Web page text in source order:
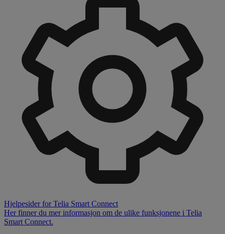
Hjelpesider for Telia Smart Connect
Her finner du mer informasjon om de ulike funksjonene i Telia
Smart Connect.